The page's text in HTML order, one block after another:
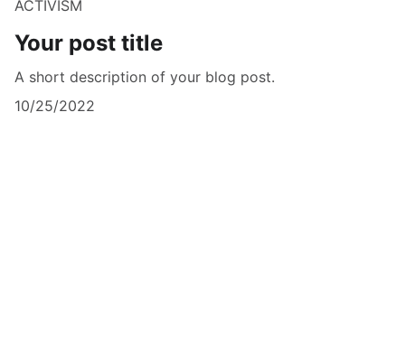
ACTIVISM
Your post title
A short description of your blog post.
10/25/2022